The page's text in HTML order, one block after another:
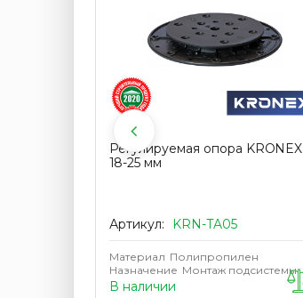
Регулируемая опора KRONEX
18-25 мм
Артикул: KRN-TA05
Материал Полипропилен
Назначение Монтаж подсистемы
В наличии